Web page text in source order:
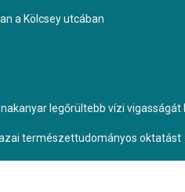
a Kölcsey utcában
legőrültebb vízi
természettudományos oktatást